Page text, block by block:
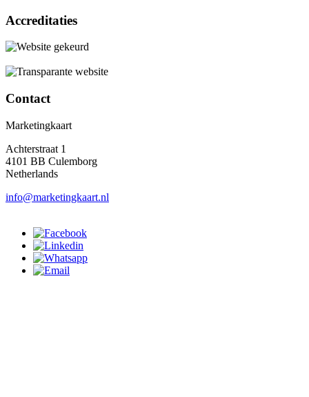
Accreditaties
Contact
Marketingkaart
Achterstraat 1
4101 BB Culemborg
Netherlands
info@marketingkaart.nl